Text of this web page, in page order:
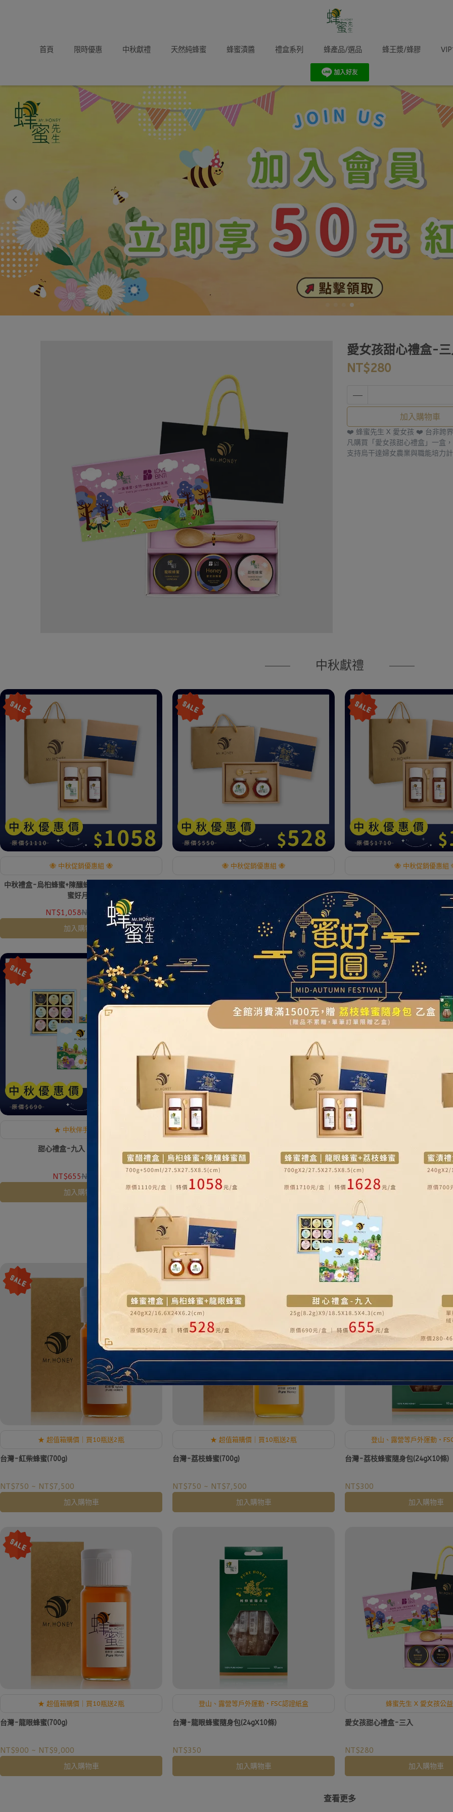
首頁 限時優惠 中秋獻禮 天然純蜂蜜 蜂蜜漬醬 禮盒系列 蜂產品/選品 蜂王漿/蜂膠
愛女孩甜心禮盒-
NT$280
加入購物車
❤️ 蜂蜜先生 X 愛女孩 ❤️ 台非跨
凡購買「愛女孩甜心禮盒」一盒
支持烏干達婦女農業與職能培力
中秋獻禮
🐝 中秋促銷優惠組 🐝
中秋禮盒-烏桕蜂蜜+陳釀蜂蜜醋(700g+500ml) ★
蜜好月圓
NT$1,058NT$1,110
加入購物車
🐝 中秋促銷優惠組 🐝
中秋禮盒-龍眼蜂蜜+烏桕蜂蜜(240gX2) ★ 蜜好月圓
NT$550
加入購物車
🐝 中秋促銷優惠組
加入購物車
★ 中秋伴手禮推薦
甜心禮盒-九入 ★ 中秋禮盒
NT$655NT$690
加入購物車
NT$239
加入購物車
熱銷排行榜
★ 超值箱購價｜買10瓶送2瓶
台灣-紅柴蜂蜜(700g)
NT$750 ~ NT$7,500
加入購物車
★ 超值箱購價｜買10瓶送2瓶
台灣-荔枝蜂蜜(700g)
NT$750 ~ NT$7,500
加入購物車
登山、露營等戶外運動・
台灣-荔枝蜂蜜隨身包(24gX10條)
NT$300
加入購物車
★ 超值箱購價｜買10瓶送2瓶
台灣-龍眼蜂蜜(700g)
NT$900 ~ NT$9,000
加入購物車
登山、露營等戶外運動・FSC認證紙盒
台灣-龍眼蜂蜜隨身包(24gX10條)
NT$350
加入購物車
蜂蜜先生 X 愛女孩公
愛女孩甜心禮盒-三入
NT$280
加入購物車
查看更多